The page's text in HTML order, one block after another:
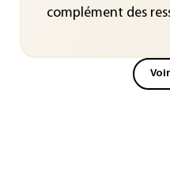
complément des